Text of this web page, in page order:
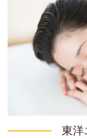
東